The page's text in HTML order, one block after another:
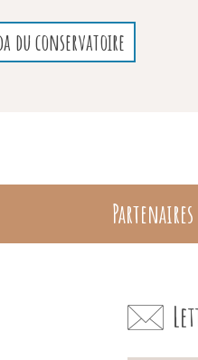
du conservatoire
Partenaires